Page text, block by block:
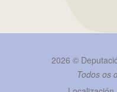
2026 ©
Todos os